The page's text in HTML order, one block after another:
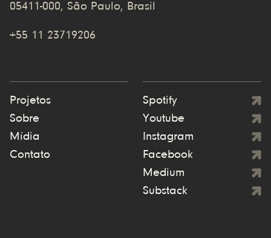
05411-000, São Paulo, Brasil
+55 11 23719206
Projetos
Sobre
Mídia
Contato
Spotify
Youtube
Instagram
Facebook
Medium
Substack